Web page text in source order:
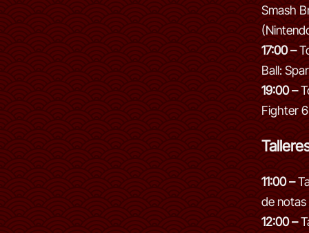
Smash
17:00 –
Ball:
19:00 –
Fighter
11:00 –
de
12:00 –